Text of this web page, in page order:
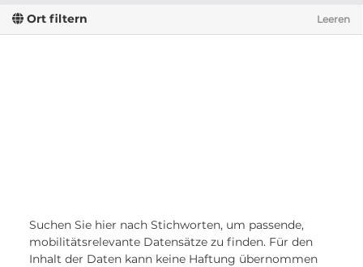
Ort filtern Leeren
Suchen Sie hier nach Stichworten, um passende,
mobilitätsrelevante Datensätze zu finden. Für den
Inhalt der Daten kann keine Haftung übernommen